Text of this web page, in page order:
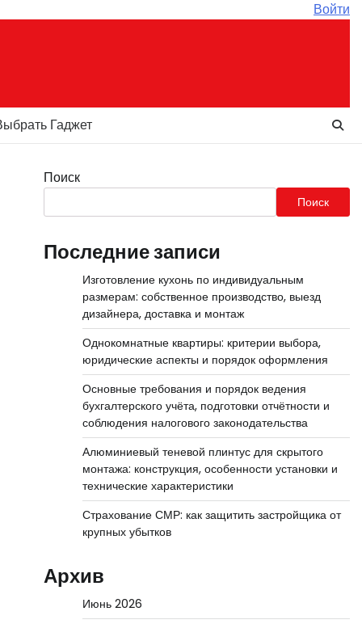
Войти
Гаджет
Поиск
Поиск
Последние записи
Изготовление кухонь по индивидуальным
размерам: собственное производство, выезд
дизайнера, доставка и монтаж
Однокомнатные квартиры: критерии выбора,
юридические аспекты и порядок оформления
Основные требования и порядок ведения
бухгалтерского учёта, подготовки отчётности и
соблюдения налогового законодательства
Алюминиевый теневой плинтус для скрытого
монтажа: конструкция, особенности установки и
технические характеристики
Страхование СМР: как защитить застройщика от
крупных убытков
Архив
Июнь 2026